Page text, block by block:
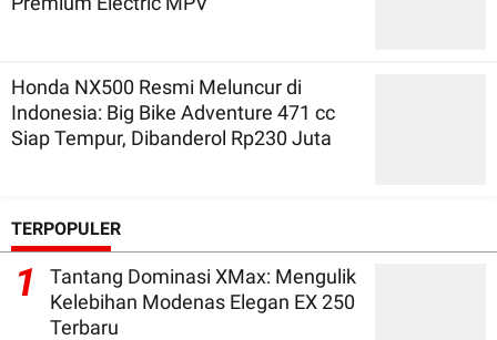
Honda NX500 Resmi Meluncur di
Indonesia: Big Bike Adventure 471 cc
Siap Tempur, Dibanderol Rp230 Juta
TERPOPULER
1
Tantang Dominasi XMax: Mengulik
Kelebihan Modenas Elegan EX 250
Terbaru